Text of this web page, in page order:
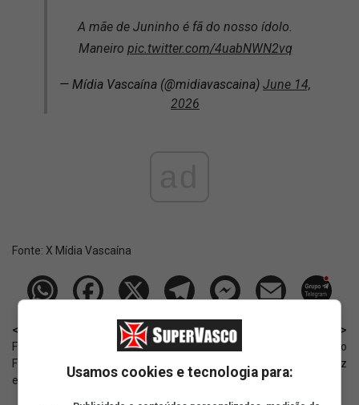
A mãe de Juninho é fã do nosso ídolo.
Maneiro pic.twitter.com/4uabNWN2vq
— Mídia Vascaína (@midiavascaina) June 14,
2026
Fonte: X Mídia Vascaína
< Anterior
Futmesa: Vasco vence o
Flamengo pelo Estadual por
equipes
Próximo >
Leila Pereira pode ter cargo no
Vasco? O que a lei da SAF diz
Usamos cookies e tecnologia para: